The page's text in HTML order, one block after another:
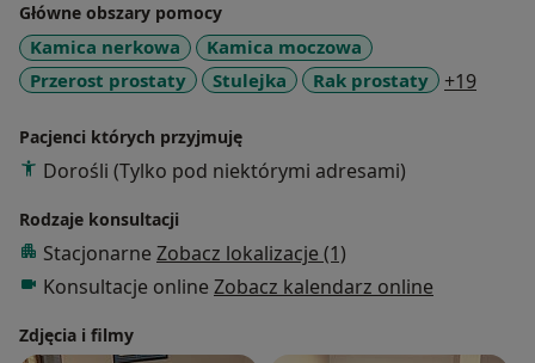
Główne obszary pomocy
Kamica nerkowa
Kamica moczowa
Przerost prostaty
Stulejka Rak prostaty +19
Pacjenci których przyjmuję
Dorośli (Tylko pod niektórymi adresami)
Rodzaje konsultacji
Stacjonarne Zobacz lokalizacje (1)
Konsultacje online Zobacz kalendarz online
Zdjęcia i filmy